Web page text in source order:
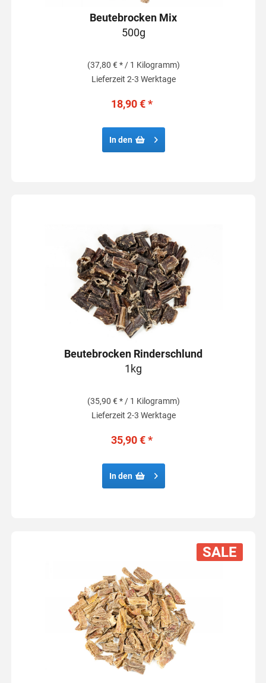
Beutebrocken Mix
500g
(37,80 € * / 1 Kilogramm)
Lieferzeit 2-3 Werktage
18,90 € *
In den
Beutebrocken Rinderschlund
1kg
(35,90 € * / 1 Kilogramm)
Lieferzeit 2-3 Werktage
35,90 € *
In den
SALE